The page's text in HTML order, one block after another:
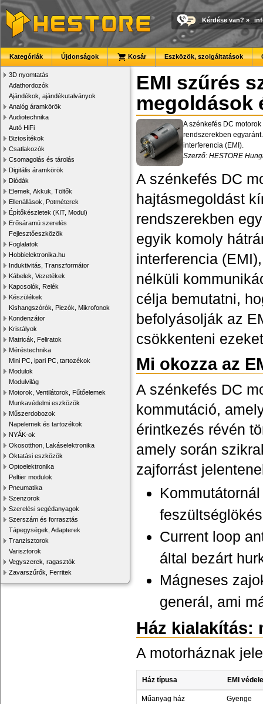
Kérdése van? »
Kategóriák Újdonságok Kosár Eszközök, szolgáltatások
3D nyomtatás
Adathordozók
Ajándékok, ajándékutalványok
Analóg áramkörök
Audiotechnika
Autó HiFi
Biztosítékok
Csatlakozók
Csomagolás és tárolás
Digitális áramkörök
Diódák
Elemek, Akkuk, Töltők
Ellenállások, Potméterek
Építőkészletek (KIT, Modul)
Erősáramú szerelés
Fejlesztőeszközök
Foglalatok
Hobbielektronika.hu
Induktivitás, Transzformátor
Kábelek, Vezetékek
Kapcsolók, Relék
Készülékek
Kishangszórók, Piezók, Mikrofonok
Kondenzátor
Kristályok
Matricák, Feliratok
Méréstechnika
Mini PC, ipari PC, tartozékok
Modulok
Modulvilág
Motorok, Ventilátorok, Fűtőelemek
Munkavédelmi eszközök
Műszerdobozok
Napelemek és tartozékok
NYÁK-ok
Okosotthon, Lakáselektronika
Oktatási eszközök
Optoelektronika
Peltier modulok
Pneumatika
Szenzorok
Szerelési segédanyagok
Szerszám és forrasztás
Tápegységek, Adapterek
Tranzisztorok
Varisztorok
Vegyszerek, ragasztók
Zavarszűrők, Ferritek
EMI szűrés
megoldások
A szénkefés DC
rendszerekben
interferencia (EMI).
Szerző: HESTORE
A szénkefés DC
hajtásmegoldást
rendszerekben
egyik komoly
interferencia
nélküli
célja bemutatni,
befolyásolják az
csökkenteni
Mi okozza az
A szénkefés DC
kommutáció,
érintkezés révén
amely során
zajforrást
Current loop
által bezárt
Mágneses
generál, ami
Ház kialakítás:
A motorháznak
Ház típusa EMI
Műanyag ház Gyenge